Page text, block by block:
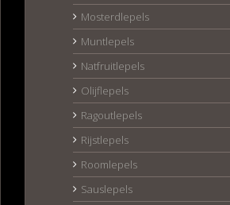
Mosterdlepels
Muntlepels
Natfruitlepels
Olijflepels
Ragoutlepels
Rijstlepels
Roomlepels
Sauslepels